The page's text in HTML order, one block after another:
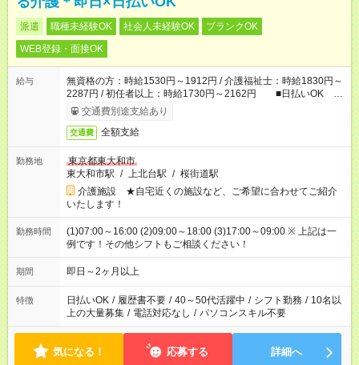
派遣 職種未経験OK 社会人未経験OK
ブランクOK
WEB登録・面接OK
給与
無資格の方：時給1530円～1912円 / 介護福祉士：時給1830円～
2287円 / 初任者以上：時給1730円～2162円 ■日払いOK ■
日収例：1万2240円（時給1530円×8h）
交通費別途支給あり
交通費 全額支給
勤務地
東京都東大和市
東大和市駅 / 上北台駅 / 桜街道駅
介護施設 ★自宅近くの施設など、ご希望に合わせてご紹介
いたします！
勤務時間
(1)07:00～16:00 (2)09:00～18:00 (3)17:00～09:00 ※ 上記は一
例です！その他シフトもご相談ください！
期間 即日～2ヶ月以上
特徴 日払いOK / 履歴書不要 / 40～50代活躍中 / シフト勤務 / 10名以
上の大量募集 / 電話対応なし / パソコンスキル不要
気になる！ 応募する 詳細へ